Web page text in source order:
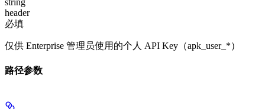
string
header
必填
仅供 Enterprise 管理员使用的个人 API Key（apk_user_*）
路径参数